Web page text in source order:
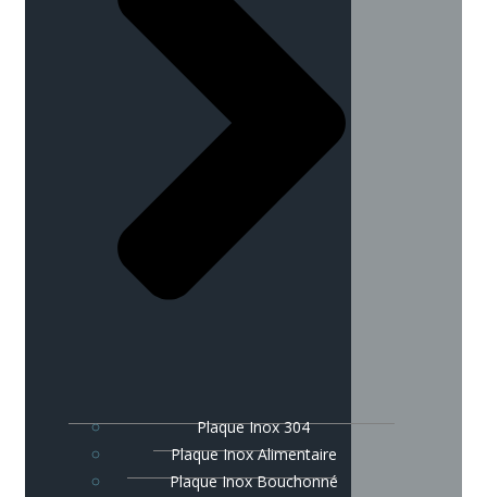
Plaque Inox 304
Plaque Inox Alimentaire
Plaque Inox Bouchonné